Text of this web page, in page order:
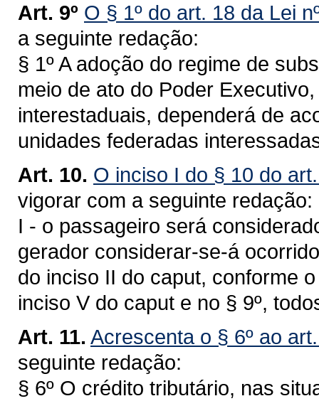
Art. 9º O § 1º do art. 18 da Lei
a seguinte redação:
§ 1º A adoção do regime de
meio de ato do Poder
interestaduais, dependerá de
unidades federadas
Art. 10. O inciso I do § 10 do
vigorar com a seguinte redação:
I - o passageiro será
gerador considerar-se-á
do inciso II do caput, conforme
inciso V do caput e no § 9º,
Art. 11. Acrescenta o § 6º ao
seguinte redação:
§ 6º O crédito tributário, nas